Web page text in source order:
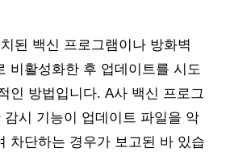
된 백신 프로그램이나 방화벽
비활성화한 후 업데이트를 시도
인 방법입니다. A사 백신 프로그
감시 기능이 업데이트 파일을 악
차단하는 경우가 보고된 바 있습